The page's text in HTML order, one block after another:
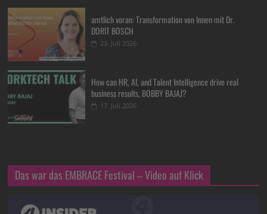
amtlich voran: Transformation von Innen mit Dr.
DORIT BOSCH
23. Juli 2026
How can HR, AI, and Talent Intelligence drive real
business results, BOBBY BAJAJ?
17. Juli 2026
Das war das EMBRACE Festival – Video auf Klick